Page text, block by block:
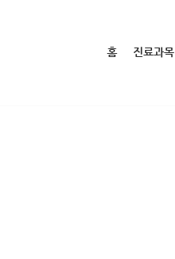
홈 진료과목